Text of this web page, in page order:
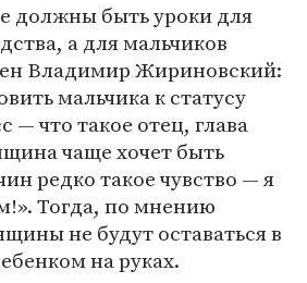
должны быть уроки для
а для мальчиков
Владимир Жириновский:
мальчика к статусу
— что такое отец, глава
чаще хочет быть
редко такое чувство — я
Тогда, по мнению
не будут оставаться в
на руках.